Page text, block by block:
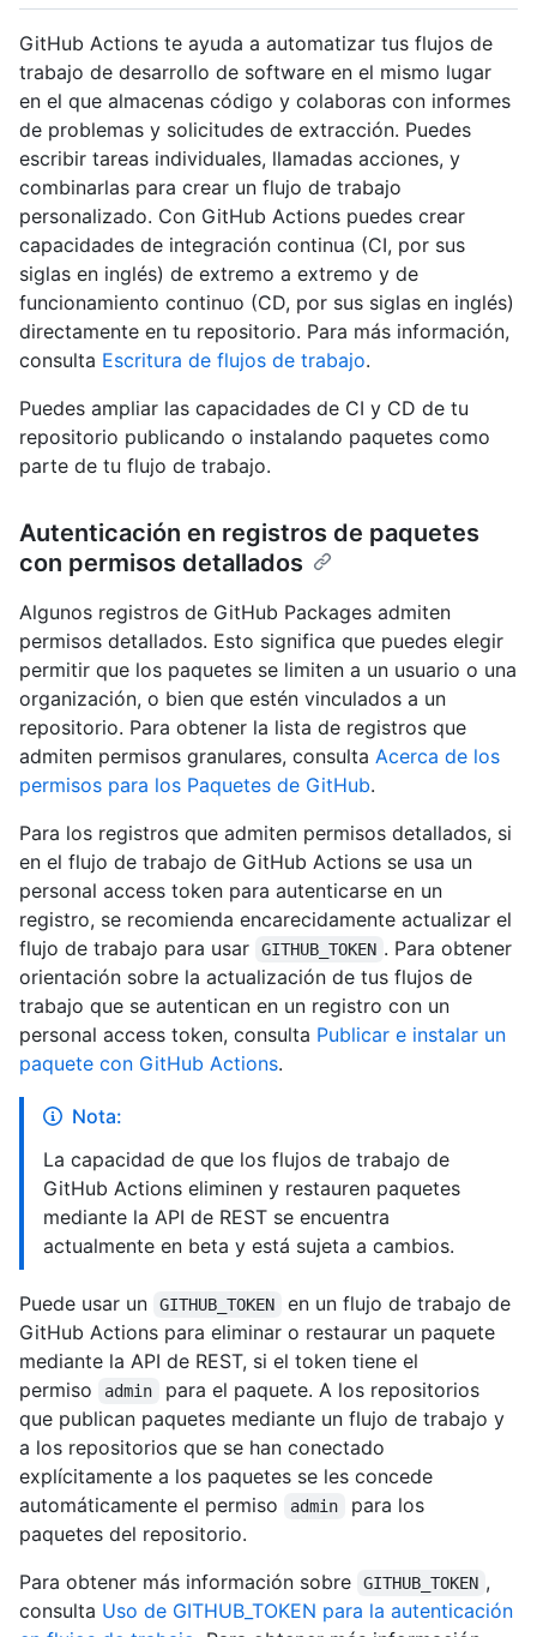
GitHub Actions te ayuda a automatizar tus flujos de
trabajo de desarrollo de software en el mismo lugar
en el que almacenas código y colaboras con informes
de problemas y solicitudes de extracción. Puedes
escribir tareas individuales, llamadas acciones, y
combinarlas para crear un flujo de trabajo
personalizado. Con GitHub Actions puedes crear
capacidades de integración continua (CI, por sus
siglas en inglés) de extremo a extremo y de
funcionamiento continuo (CD, por sus siglas en inglés)
directamente en tu repositorio. Para más información,
consulta Escritura de flujos de trabajo.
Puedes ampliar las capacidades de CI y CD de tu
repositorio publicando o instalando paquetes como
parte de tu flujo de trabajo.
Autenticación en registros de paquetes
con permisos detallados
Algunos registros de GitHub Packages admiten
permisos detallados. Esto significa que puedes elegir
permitir que los paquetes se limiten a un usuario o una
organización, o bien que estén vinculados a un
repositorio. Para obtener la lista de registros que
admiten permisos granulares, consulta Acerca de los
permisos para los Paquetes de GitHub.
Para los registros que admiten permisos detallados, si
en el flujo de trabajo de GitHub Actions se usa un
personal access token para autenticarse en un
registro, se recomienda encarecidamente actualizar el
flujo de trabajo para usar
GITHUB_TOKEN . Para obtener
orientación sobre la actualización de tus flujos de
trabajo que se autentican en un registro con un
personal access token, consulta Publicar e instalar un
paquete con GitHub Actions.
Nota:
La capacidad de que los flujos de trabajo de
GitHub Actions eliminen y restauren paquetes
mediante la API de REST se encuentra
actualmente en beta y está sujeta a cambios.
Puede usar un GITHUB_TOKEN
en un flujo de trabajo de
GitHub Actions para eliminar o restaurar un paquete
mediante la API de REST, si el token tiene el
permiso
admin
para el paquete. A los repositorios
que publican paquetes mediante un flujo de trabajo y
a los repositorios que se han conectado
explícitamente a los paquetes se les concede
automáticamente el permiso
admin
para los
paquetes del repositorio.
Para obtener más información sobre
GITHUB_TOKEN ,
consulta Uso de GITHUB_TOKEN para la autenticación